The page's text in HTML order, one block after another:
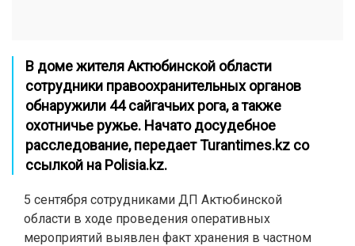
В доме жителя Актюбинской области
сотрудники правоохранительных органов
обнаружили 44 сайгачьих рога, а также
охотничье ружье. Начато досудебное
расследование, передаетTurantimes.kz со
ссылкой на Polisia.kz.
5 сентября сотрудниками ДП Актюбинской
области в ходе проведения оперативных
мероприятий выявлен факт хранения в частном